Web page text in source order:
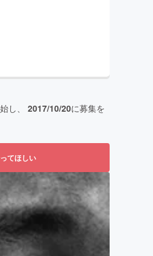
し、 2017/10/20に募集を
てほしい